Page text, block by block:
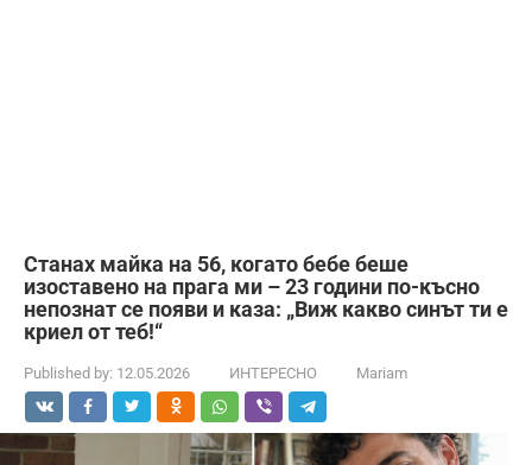
Станах майка на 56, когато бебе беше
изоставено на прага ми – 23 години по-късно
непознат се появи и каза: „Виж какво синът ти е
криел от теб!“
Published by: 12.05.2026 ИНТЕРЕСНО Mariam